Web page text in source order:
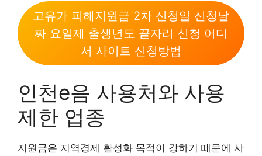
고유가 피해지원금 2차 신청일 신청날
짜 요일제 출생년도 끝자리 신청 어디
서 사이트 신청방법
인천e음 사용처와 사용
제한 업종
지원금은 지역경제 활성화 목적이 강하기 때문에 사